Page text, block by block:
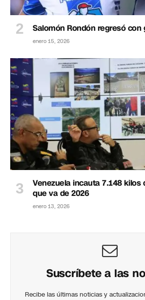
Salomón Rondón regresó con
enero 15, 2026
Venezuela incauta 7.148 kilos
que va de 2026
enero 13, 2026
Suscríbete a las
Recibe las últimas noticias y